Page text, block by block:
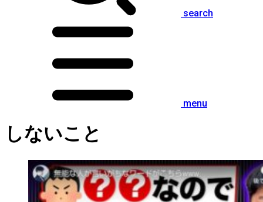
search
menu
しないこと